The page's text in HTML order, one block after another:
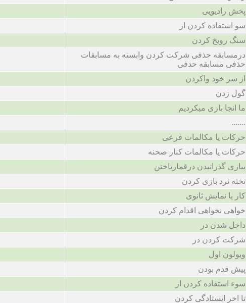
پخش رادیویی
سو استفاده کردن از
سنگ رویخ کردن
درمسابقه حذفی شرکت کردن وابسته به مسابقات
حذفی مسابقه حدفی
از سر خود واکردن
گول زدن
ما انجا بازی میکردیم
.......
حرکات یا مکالمات فرعی
حرکات یا مکالمات کنار صحنه
ببازی گذرانیدن درقمارباختن
تخته نرد بازی کردن
کار یا نمایش ثانوی
خواهی نخواهی اقدام کردن
داخل شدن در
شرکت کردن در
ویولون اول
پیش قدم بودن
سوء استفاده کردن از
تا اخر ایستادگی کردن